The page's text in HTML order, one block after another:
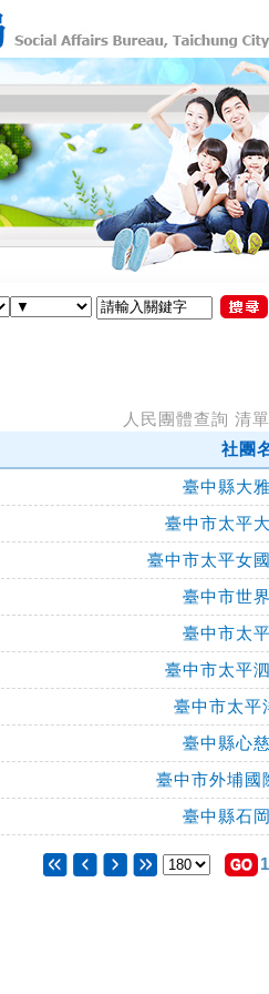
人民團體查詢 清單
社團
臺中縣大
臺中市太平
臺中市太平女
臺中市世
臺中市太
臺中市太平
臺中市太平
臺中縣心
臺中市外埔國
臺中縣石